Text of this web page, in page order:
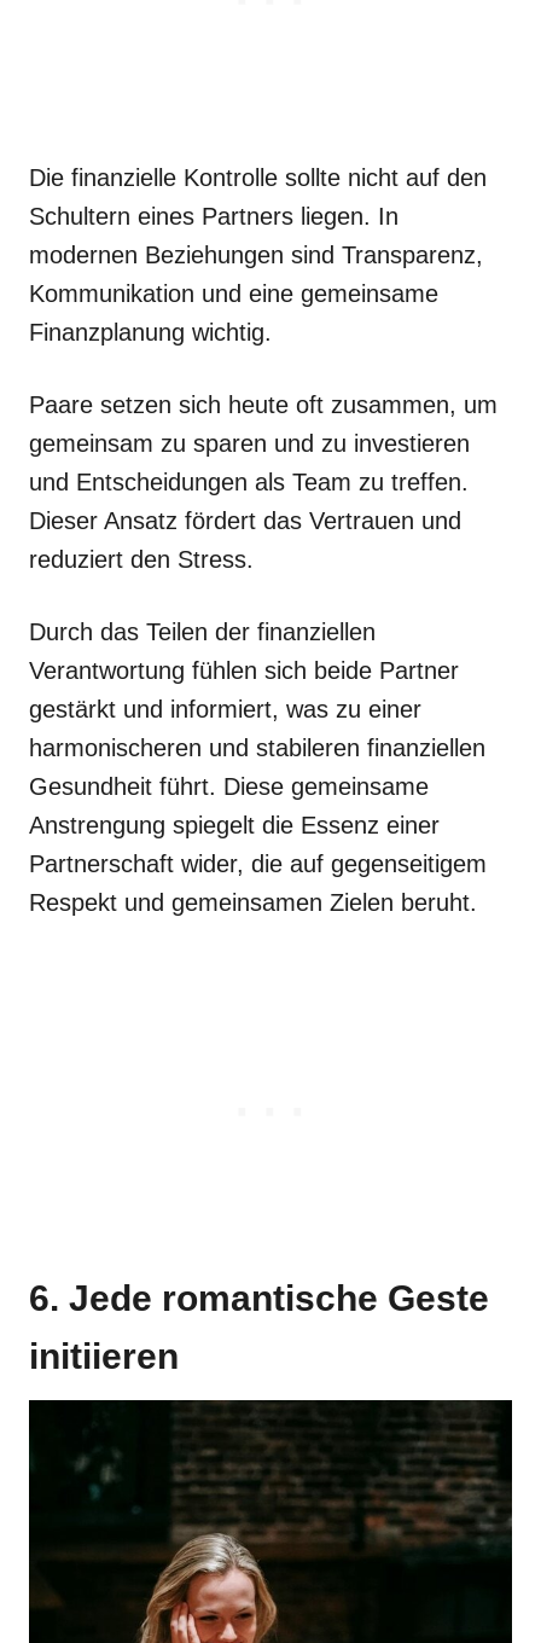
Die finanzielle Kontrolle sollte nicht auf den
Schultern eines Partners liegen. In
modernen Beziehungen sind Transparenz,
Kommunikation und eine gemeinsame
Finanzplanung wichtig.
Paare setzen sich heute oft zusammen, um
gemeinsam zu sparen und zu investieren
und Entscheidungen als Team zu treffen.
Dieser Ansatz fördert das Vertrauen und
reduziert den Stress.
Durch das Teilen der finanziellen
Verantwortung fühlen sich beide Partner
gestärkt und informiert, was zu einer
harmonischeren und stabileren finanziellen
Gesundheit führt. Diese gemeinsame
Anstrengung spiegelt die Essenz einer
Partnerschaft wider, die auf gegenseitigem
Respekt und gemeinsamen Zielen beruht.
6. Jede romantische Geste
initiieren